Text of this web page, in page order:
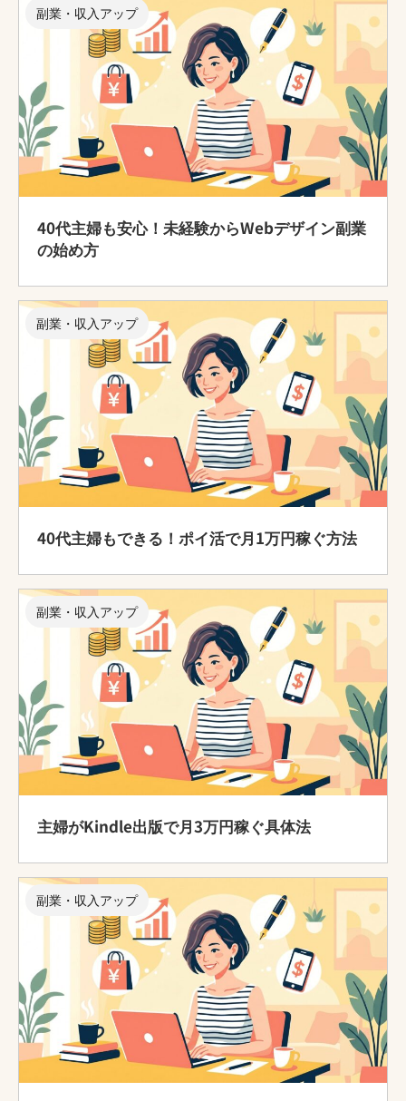
副業・収入アップ
40代主婦も安心！未経験からWebデザイン副業
の始め方
副業・収入アップ
40代主婦もできる！ポイ活で月1万円稼ぐ方法
副業・収入アップ
主婦がKindle出版で月3万円稼ぐ具体法
副業・収入アップ